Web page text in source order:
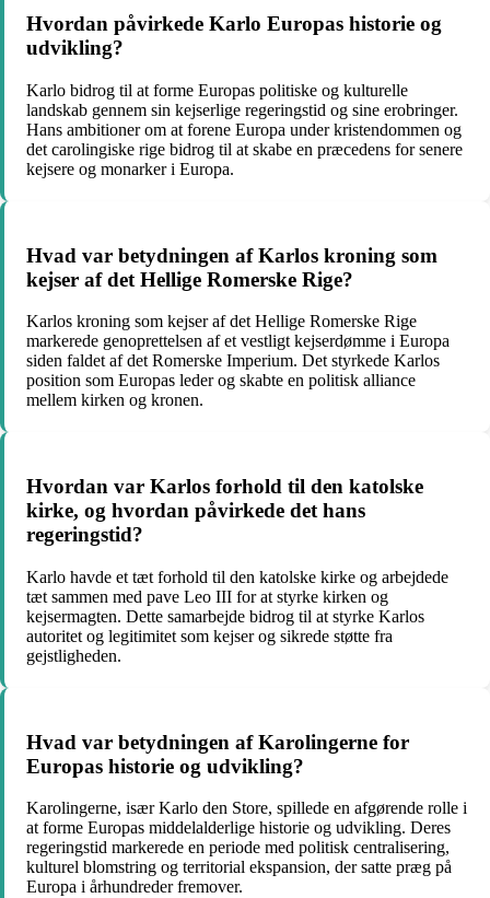
Hvordan påvirkede Karlo Europas historie og
udvikling?
Karlo bidrog til at forme Europas politiske og kulturelle
landskab gennem sin kejserlige regeringstid og sine erobringer.
Hans ambitioner om at forene Europa under kristendommen og
det carolingiske rige bidrog til at skabe en præcedens for senere
kejsere og monarker i Europa.
Hvad var betydningen af Karlos kroning som
kejser af det Hellige Romerske Rige?
Karlos kroning som kejser af det Hellige Romerske Rige
markerede genoprettelsen af et vestligt kejserdømme i Europa
siden faldet af det Romerske Imperium. Det styrkede Karlos
position som Europas leder og skabte en politisk alliance
mellem kirken og kronen.
Hvordan var Karlos forhold til den katolske
kirke, og hvordan påvirkede det hans
regeringstid?
Karlo havde et tæt forhold til den katolske kirke og arbejdede
tæt sammen med pave Leo III for at styrke kirken og
kejsermagten. Dette samarbejde bidrog til at styrke Karlos
autoritet og legitimitet som kejser og sikrede støtte fra
gejstligheden.
Hvad var betydningen af Karolingerne for
Europas historie og udvikling?
Karolingerne, især Karlo den Store, spillede en afgørende rolle i
at forme Europas middelalderlige historie og udvikling. Deres
regeringstid markerede en periode med politisk centralisering,
kulturel blomstring og territorial ekspansion, der satte præg på
Europa i århundreder fremover.